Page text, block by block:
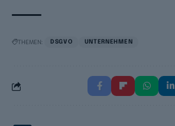
THEMEN: DSGVO UNTERNEHMEN